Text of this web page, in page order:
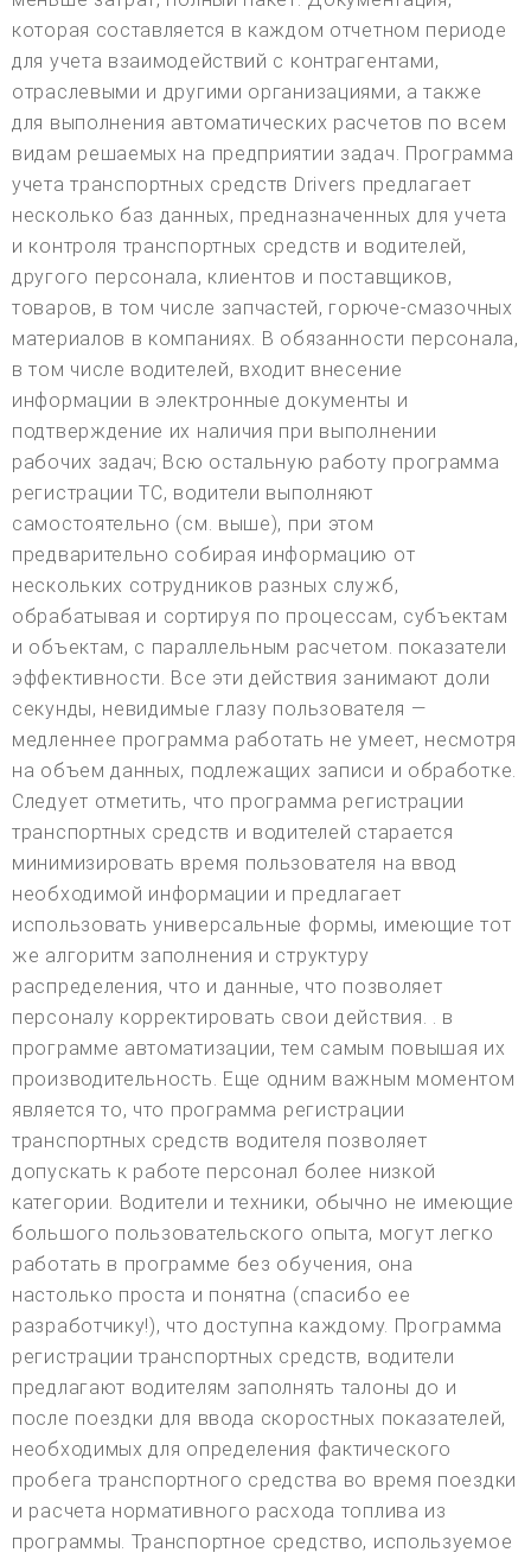
которая составляется в каждом отчетном периоде
для учета взаимодействий с контрагентами,
отраслевыми и другими организациями, а также
для выполнения автоматических расчетов по всем
видам решаемых на предприятии задач. Программа
учета транспортных средств Drivers предлагает
несколько баз данных, предназначенных для учета
и контроля транспортных средств и водителей,
другого персонала, клиентов и поставщиков,
товаров, в том числе запчастей, горюче-смазочных
материалов в компаниях. В обязанности персонала,
в том числе водителей, входит внесение
информации в электронные документы и
подтверждение их наличия при выполнении
рабочих задач; Всю остальную работу программа
регистрации ТС, водители выполняют
самостоятельно (см. выше), при этом
предварительно собирая информацию от
нескольких сотрудников разных служб,
обрабатывая и сортируя по процессам, субъектам
и объектам, с параллельным расчетом. показатели
эффективности. Все эти действия занимают доли
секунды, невидимые глазу пользователя —
медленнее программа работать не умеет, несмотря
на объем данных, подлежащих записи и обработке.
Следует отметить, что программа регистрации
транспортных средств и водителей старается
минимизировать время пользователя на ввод
необходимой информации и предлагает
использовать универсальные формы, имеющие тот
же алгоритм заполнения и структуру
распределения, что и данные, что позволяет
персоналу корректировать свои действия. . в
программе автоматизации, тем самым повышая их
производительность. Еще одним важным моментом
является то, что программа регистрации
транспортных средств водителя позволяет
допускать к работе персонал более низкой
категории. Водители и техники, обычно не имеющие
большого пользовательского опыта, могут легко
работать в программе без обучения, она
настолько проста и понятна (спасибо ее
разработчику!), что доступна каждому. Программа
регистрации транспортных средств, водители
предлагают водителям заполнять талоны до и
после поездки для ввода скоростных показателей,
необходимых для определения фактического
пробега транспортного средства во время поездки
и расчета нормативного расхода топлива из
программы. Транспортное средство, используемое